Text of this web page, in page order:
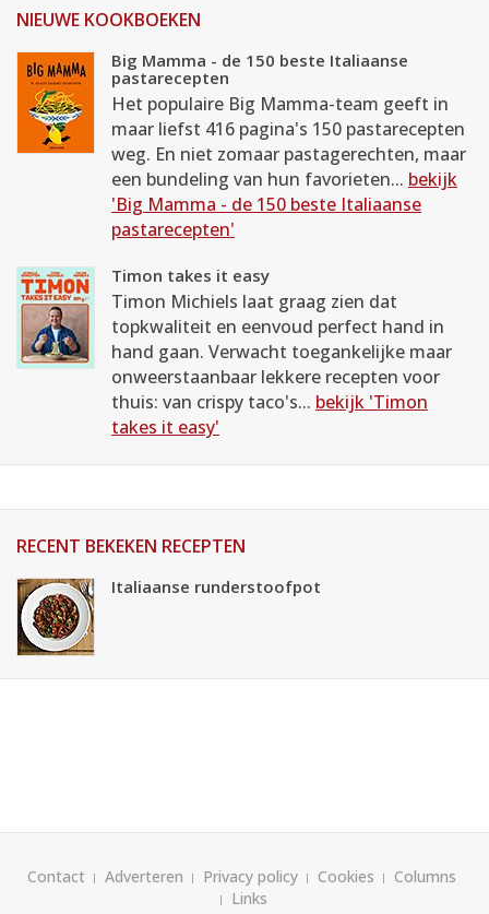
NIEUWE KOOKBOEKEN
Big Mamma - de 150 beste Italiaanse
pastarecepten
Het populaire Big Mamma-team geeft in
maar liefst 416 pagina's 150 pastarecepten
weg. En niet zomaar pastagerechten, maar
een bundeling van hun favorieten... bekijk
'Big Mamma - de 150 beste Italiaanse
pastarecepten'
Timon takes it easy
Timon Michiels laat graag zien dat
topkwaliteit en eenvoud perfect hand in
hand gaan. Verwacht toegankelijke maar
onweerstaanbaar lekkere recepten voor
thuis: van crispy taco's... bekijk 'Timon
takes it easy'
RECENT BEKEKEN RECEPTEN
Italiaanse runderstoofpot
Contact Adverteren Privacy policy Cookies
Columns
Links